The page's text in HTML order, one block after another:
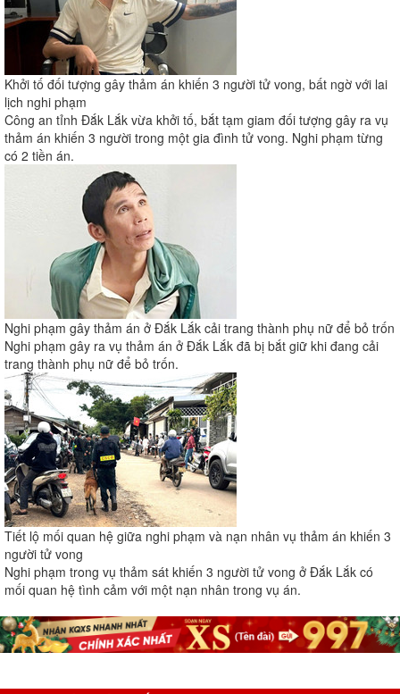
Khởi tố đối tượng gây thảm án khiến 3 người tử vong, bất ngờ với lai
lịch nghi phạm
Công an tỉnh Đắk Lắk vừa khởi tố, bắt tạm giam đối tượng gây ra vụ
thảm án khiến 3 người trong một gia đình tử vong. Nghi phạm từng
có 2 tiền án.
Nghi phạm gây thảm án ở Đắk Lắk cải trang thành phụ nữ để bỏ trốn
Nghi phạm gây ra vụ thảm án ở Đắk Lắk đã bị bắt giữ khi đang cải
trang thành phụ nữ để bỏ trốn.
Tiết lộ mối quan hệ giữa nghi phạm và nạn nhân vụ thảm án khiến 3
người tử vong
Nghi phạm trong vụ thảm sát khiến 3 người tử vong ở Đắk Lắk có
mối quan hệ tình cảm với một nạn nhân trong vụ án.